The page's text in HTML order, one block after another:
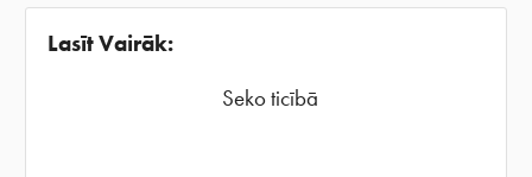
Lasīt Vairāk:
Seko ticībā